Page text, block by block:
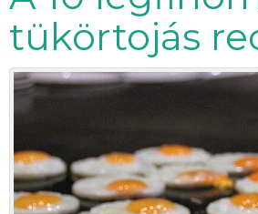
tükörtojás